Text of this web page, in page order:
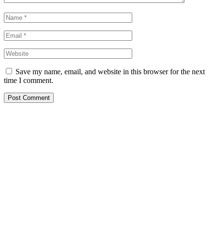
Save my name, email, and website in this browser for the next
time I comment.